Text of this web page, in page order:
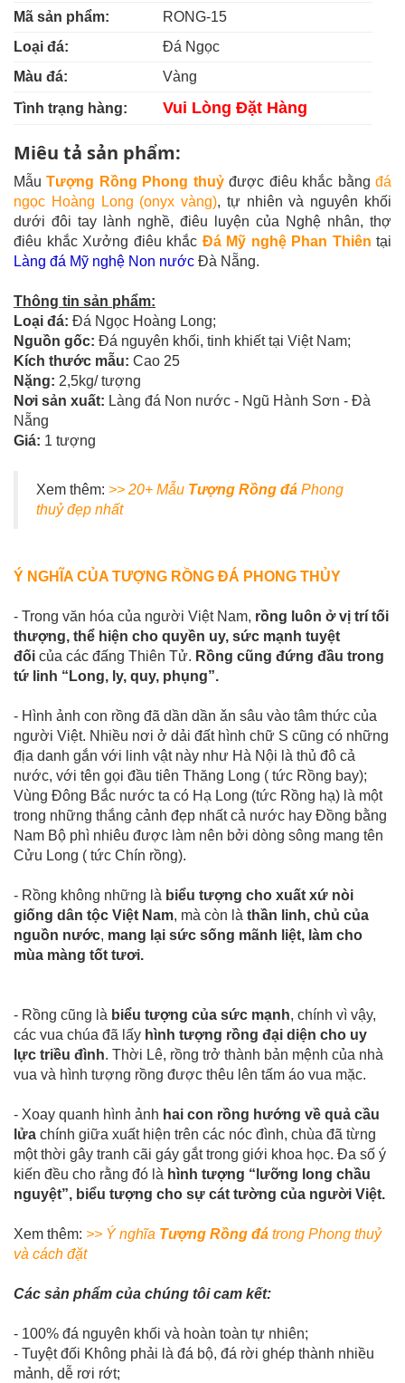
Mã sản phẩm:
RONG-15
Loại đá:
Đá Ngọc
Màu đá:
Vàng
Tình trạng hàng: Vui Lòng Đặt Hàng
Miêu tả sản phẩm:
MẫuTượng Rồng Phong thuỷđược điêu khắc bằngđá
ngọc Hoàng Long (onyx vàng), tự nhiên và nguyên khối
dưới đôi tay lành nghề, điêu luyện của Nghệ nhân, thợ
điêu khắc Xưởng điêu khắc Đá Mỹ nghệ Phan Thiên tại
Làng đá Mỹ nghệ Non nước Đà Nẵng.
Thông tin sản phẩm:
Loại đá: Đá Ngọc Hoàng Long;
Nguồn gốc: Đá nguyên khối, tinh khiết tại Việt Nam;
Kích thước mẫu: Cao 25
Nặng: 2,5kg/ tượng
Nơi sản xuất: Làng đá Non nước - Ngũ Hành Sơn - Đà
Nẵng
Giá: 1 tượng
Xem thêm: >> 20+ Mẫu Tượng Rồng đá Phong
thuỷ đẹp nhất
Ý NGHĨA CỦA TƯỢNG RỒNG ĐÁ PHONG THỦY
- Trong văn hóa của người Việt Nam, rồng luôn ở vị trí tối
thượng, thể hiện cho quyền uy, sức mạnh tuyệt
đối của các đấng Thiên Tử. Rồng cũng đứng đầu trong
tứ linh “Long, ly, quy, phụng”.
- Hình ảnh con rồng đã dần dần ǎn sâu vào tâm thức của
người Việt. Nhiều nơi ở dải đất hình chữ S cũng có những
địa danh gắn với linh vật này như Hà Nội là thủ đô cả
nước, với tên gọi đầu tiên Thăng Long ( tức Rồng bay);
Vùng Đông Bắc nước ta có Hạ Long (tức Rồng hạ) là một
trong những thắng cảnh đẹp nhất cả nước hay Đồng bằng
Nam Bộ phì nhiêu được làm nên bởi dòng sông mang tên
Cửu Long ( tức Chín rồng).
- Rồng không những là biểu tượng cho xuất xứ nòi
giống dân tộc Việt Nam, mà còn là thần linh, chủ của
nguồn nước, mang lại sức sống mãnh liệt, làm cho
mùa màng tốt tươi.
- Rồng cũng là biểu tượng của sức mạnh, chính vì vậy,
các vua chúa đã lấy hình tượng rồng đại diện cho uy
lực triều đình. Thời Lê, rồng trở thành bản mệnh của nhà
vua và hình tượng rồng được thêu lên tấm áo vua mặc.
- Xoay quanh hình ảnh hai con rồng hướng về quả cầu
lửa chính giữa xuất hiện trên các nóc đình, chùa đã từng
một thời gây tranh cãi gáy gắt trong giới khoa học. Đa số ý
kiến đều cho rằng đó là hình tượng “lưỡng long chầu
nguyệt”, biểu tượng cho sự cát tường của người Việt.
Xem thêm: >> Ý nghĩa Tượng Rồng đá trong Phong thuỷ
và cách đặt
Các sản phẩm của chúng tôi cam kết:
- 100% đá nguyên khối và hoàn toàn tự nhiên;
- Tuyệt đối Không phải là đá bộ, đá rời ghép thành nhiều
mảnh, dễ rơi rớt;